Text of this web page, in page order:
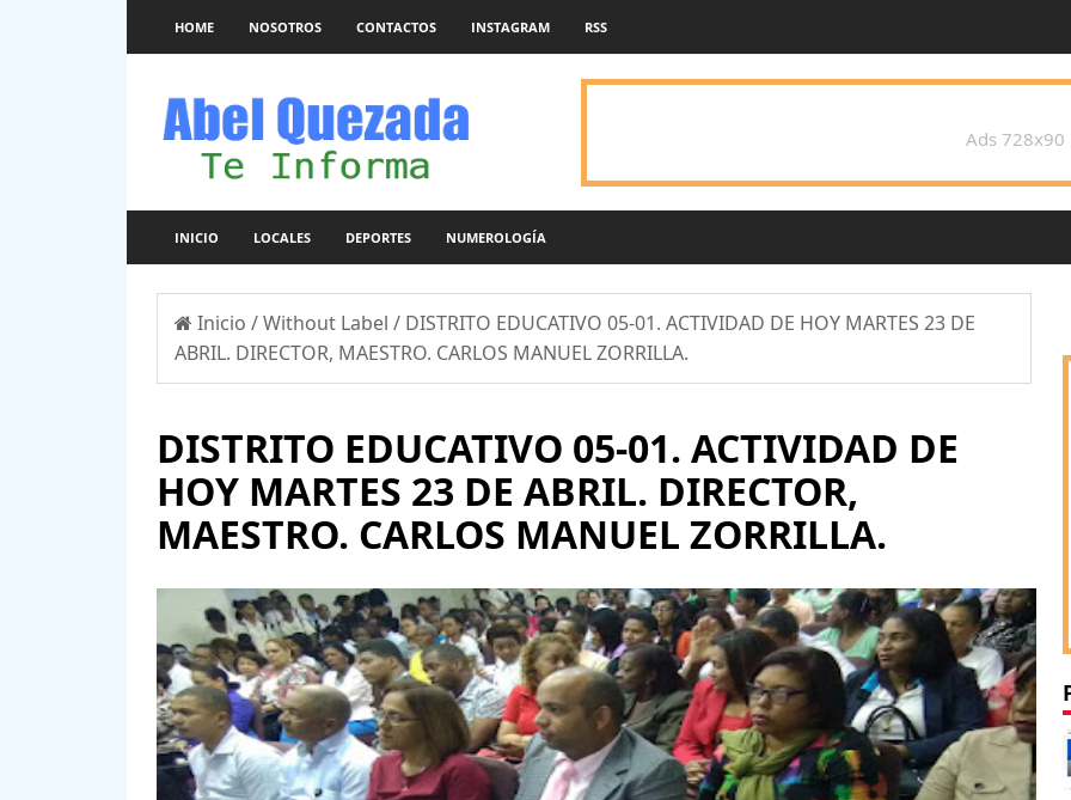
HOME NOSOTROS CONTACTOS INSTAGRAM RSS
Ads 728x90
INICIO LOCALES DEPORTES NUMEROLOGÍA
Inicio /Without Label / DISTRITO EDUCATIVO 05-01. ACTIVIDAD DE HOY MARTES 23 DE
ABRIL. DIRECTOR, MAESTRO. CARLOS MANUEL ZORRILLA.
DISTRITO EDUCATIVO 05-01. ACTIVIDAD DE
HOY MARTES 23 DE ABRIL. DIRECTOR,
MAESTRO. CARLOS MANUEL ZORRILLA.